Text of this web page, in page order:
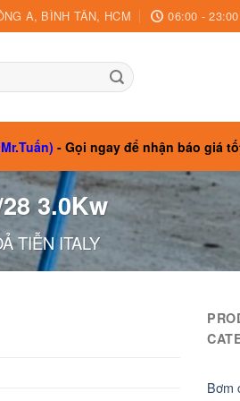
A, BÌNH TÂN, HCM 06:00 - 23:00
- Gọi ngay để nhận báo giá
3.0Kw
TIỄN ITALY
Bơm